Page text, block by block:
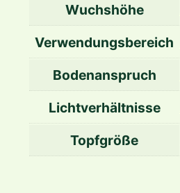
Wuchshöhe
Verwendungsbereich
Bodenanspruch
Lichtverhältnisse
Topfgröße